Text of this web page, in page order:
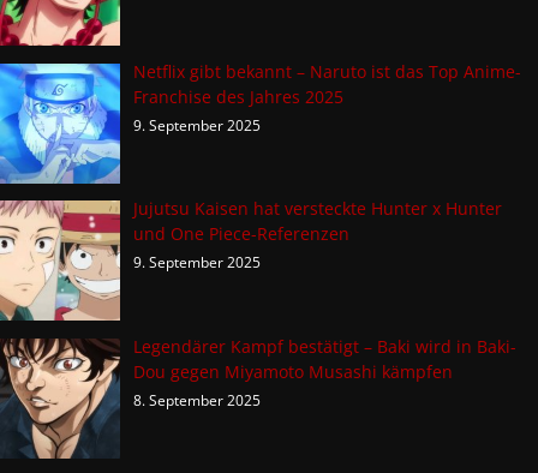
Netflix gibt bekannt – Naruto ist das Top Anime-
Franchise des Jahres 2025
9. September 2025
Jujutsu Kaisen hat versteckte Hunter x Hunter
und One Piece-Referenzen
9. September 2025
Legendärer Kampf bestätigt – Baki wird in Baki-
Dou gegen Miyamoto Musashi kämpfen
8. September 2025